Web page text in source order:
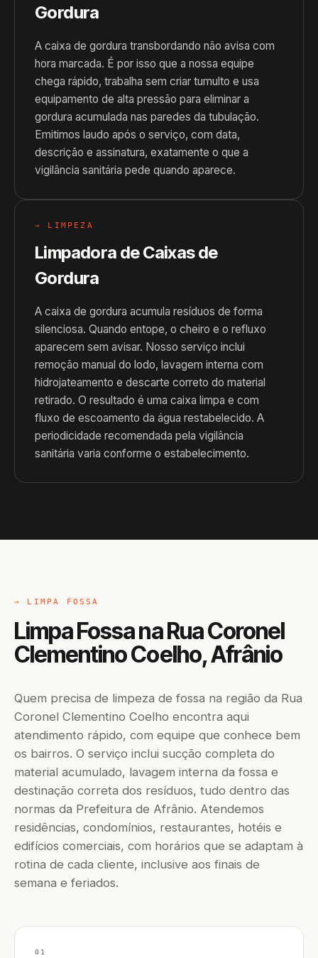
Gordura
A caixa de gordura transbordando não avisa com
hora marcada. É por isso que a nossa equipe
chega rápido, trabalha sem criar tumulto e usa
equipamento de alta pressão para eliminar a
gordura acumulada nas paredes da tubulação.
Emitimos laudo após o serviço, com data,
descrição e assinatura, exatamente o que a
vigilância sanitária pede quando aparece.
→ LIMPEZA
Limpadora de Caixas de
Gordura
A caixa de gordura acumula resíduos de forma
silenciosa. Quando entope, o cheiro e o refluxo
aparecem sem avisar. Nosso serviço inclui
remoção manual do lodo, lavagem interna com
hidrojateamento e descarte correto do material
retirado. O resultado é uma caixa limpa e com
fluxo de escoamento da água restabelecido. A
periodicidade recomendada pela vigilância
sanitária varia conforme o estabelecimento.
→ LIMPA FOSSA
Limpa Fossa na Rua Coronel
Clementino Coelho, Afrânio
Quem precisa de limpeza de fossa na região da Rua
Coronel Clementino Coelho encontra aqui
atendimento rápido, com equipe que conhece bem
os bairros. O serviço inclui sucção completa do
material acumulado, lavagem interna da fossa e
destinação correta dos resíduos, tudo dentro das
normas da Prefeitura de Afrânio. Atendemos
residências, condomínios, restaurantes, hotéis e
edifícios comerciais, com horários que se adaptam à
rotina de cada cliente, inclusive aos finais de
semana e feriados.
01